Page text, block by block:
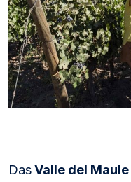
DasValle del Maule